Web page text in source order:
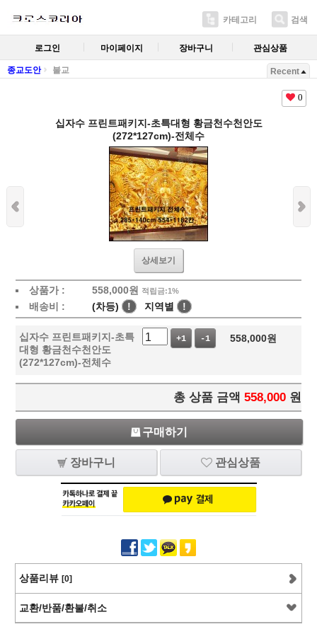
카테고리 검색
로그인 마이페이지 장바구니 관심상품
종교도안 불교 Recent
0
십자수 프린트패키지-초특대형 황금천수천안도
(272*127cm)-전체수
상세보기
상품가 : 558,000원 적립금:1%
배송비 : (차등) ! 지역별 !
십자수 프린트패키지-초특
대형 황금천수천안도
(272*127cm)-전체수
+1 -1 558,000원
총 상품 금액 558,000 원
구매하기
장바구니 관심상품
상품리뷰 [0]
교환/반품/환불/취소